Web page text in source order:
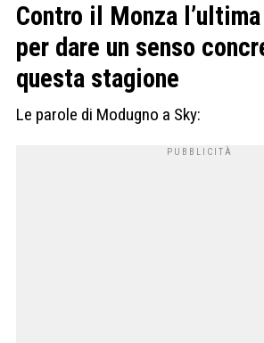
Contro il Monza
per dare un senso
questa stagione
Le parole di Modugno a Sky: